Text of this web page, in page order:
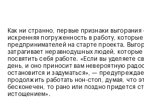
Как ни странно, первые признаки
искренняя погруженность в работу, которые
предпринимателей на старте проекта.
затрагивает неравнодушных людей,
посвятить себя работе. «Если вы уделяете
день, и оно приносит вам невероятную
остановится и задуматься», —
продолжить работать нон-стоп, думая, что
бесконечен, то рано или поздно придется
истощением».